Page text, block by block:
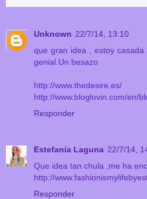
Unknown 22/7/14, 13:10
que gran idea , estoy
genial.Un besazo
http://www.thedesire.es/
http://www.bloglovin.com/en/
Responder
Estefania Laguna 22/7/14,
Que idea tan chula ,me ha
http://
Responder